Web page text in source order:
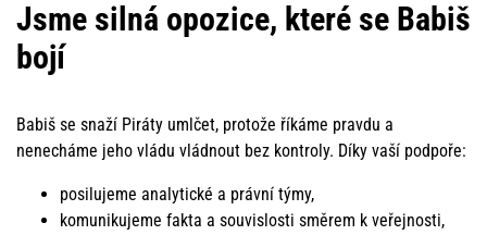
Jsme silná opozice, které se Babiš
bojí
Babiš se snaží Piráty umlčet, protože říkáme pravdu a
nenecháme jeho vládu vládnout bez kontroly. Díky vaší podpoře:
posilujeme analytické a právní týmy,
komunikujeme fakta a souvislosti směrem k veřejnosti,